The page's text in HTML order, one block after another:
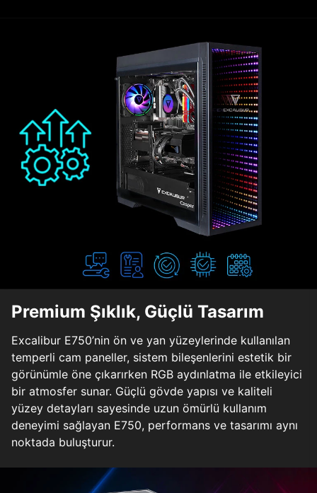
Premium Şıklık, Güçlü Tasarım
Excalibur E750’nin ön ve yan yüzeylerinde kullanılan
temperli cam paneller, sistem bileşenlerini estetik bir
görünümle öne çıkarırken RGB aydınlatma ile etkileyici
bir atmosfer sunar. Güçlü gövde yapısı ve kaliteli
yüzey detayları sayesinde uzun ömürlü kullanım
deneyimi sağlayan E750, performans ve tasarımı aynı
noktada buluşturur.